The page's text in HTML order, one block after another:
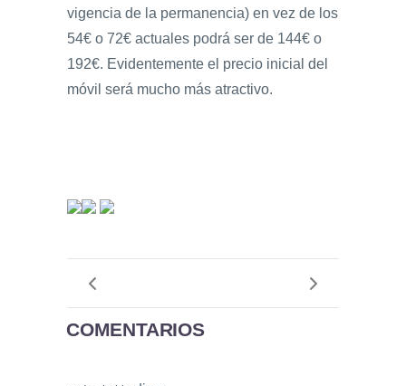
vigencia de la permanencia) en vez de los
54€ o 72€ actuales podrá ser de 144€ o
192€. Evidentemente el precio inicial del
móvil será mucho más atractivo.
COMENTARIOS